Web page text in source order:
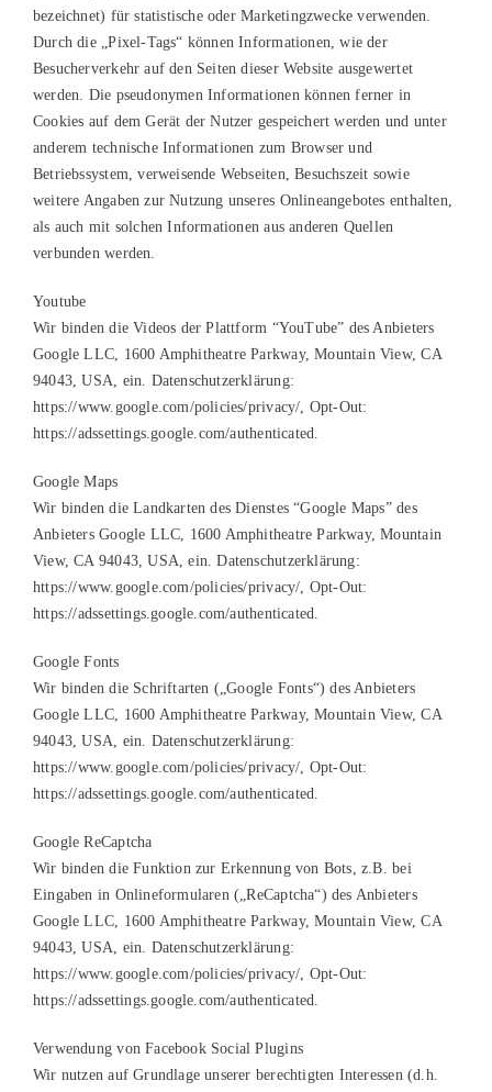
bezeichnet) für statistische oder Marketingzwecke verwenden.
Durch die „Pixel-Tags“ können Informationen, wie der
Besucherverkehr auf den Seiten dieser Website ausgewertet
werden. Die pseudonymen Informationen können ferner in
Cookies auf dem Gerät der Nutzer gespeichert werden und unter
anderem technische Informationen zum Browser und
Betriebssystem, verweisende Webseiten, Besuchszeit sowie
weitere Angaben zur Nutzung unseres Onlineangebotes enthalten,
als auch mit solchen Informationen aus anderen Quellen
verbunden werden.
Youtube
Wir binden die Videos der Plattform “YouTube” des Anbieters
Google LLC, 1600 Amphitheatre Parkway, Mountain View, CA
94043, USA, ein. Datenschutzerklärung:
https://www.google.com/policies/privacy/, Opt-Out:
https://adssettings.google.com/authenticated.
Google Maps
Wir binden die Landkarten des Dienstes “Google Maps” des
Anbieters Google LLC, 1600 Amphitheatre Parkway, Mountain
View, CA 94043, USA, ein. Datenschutzerklärung:
https://www.google.com/policies/privacy/, Opt-Out:
https://adssettings.google.com/authenticated.
Google Fonts
Wir binden die Schriftarten („Google Fonts“) des Anbieters
Google LLC, 1600 Amphitheatre Parkway, Mountain View, CA
94043, USA, ein. Datenschutzerklärung:
https://www.google.com/policies/privacy/, Opt-Out:
https://adssettings.google.com/authenticated.
Google ReCaptcha
Wir binden die Funktion zur Erkennung von Bots, z.B. bei
Eingaben in Onlineformularen („ReCaptcha“) des Anbieters
Google LLC, 1600 Amphitheatre Parkway, Mountain View, CA
94043, USA, ein. Datenschutzerklärung:
https://www.google.com/policies/privacy/, Opt-Out:
https://adssettings.google.com/authenticated.
Verwendung von Facebook Social Plugins
Wir nutzen auf Grundlage unserer berechtigten Interessen (d.h.